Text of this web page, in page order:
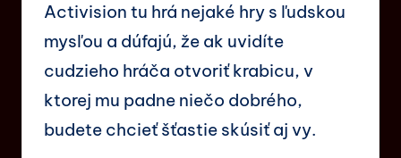
Activision tu hrá nejaké hry s ľudskou
mysľou a dúfajú, že ak uvidíte
cudzieho hráča otvoriť krabicu, v
ktorej mu padne niečo dobrého,
budete chcieť šťastie skúsiť aj vy.